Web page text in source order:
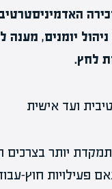
יומנים,
לחץ.
יותר
פעילויות חוץ-